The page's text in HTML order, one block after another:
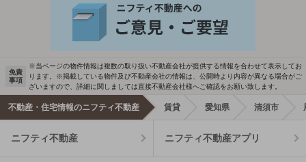
免責
事項
※当ページの物件情報は複数の取り扱い不動産会社が提供する情報を合わせて表示してお
ります。※掲載している物件及び不動産会社の情報は、公開時より内容が異なる場合がご
ざいますので、詳細に関しましては直接不動産会社様へご確認をお願い致します。
不動産・住宅情報のニフティ不動産 賃貸 愛知県 清須市
ニフティ不動産 ニフティ不動産アプリ